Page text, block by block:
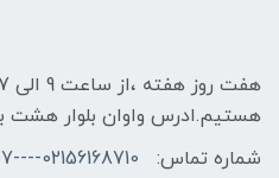
هستیم.ادرس واوان بلوار هشت
شماره تماس:
02156168710----09376779107